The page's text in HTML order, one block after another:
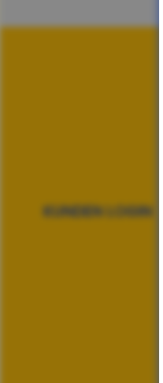
KUNDEN LOGIN